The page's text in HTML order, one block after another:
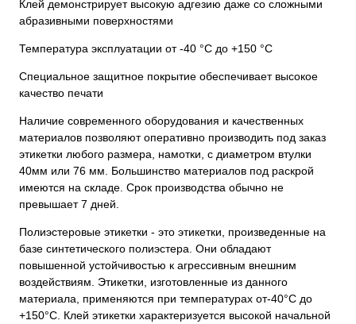
Клей демонстрирует высокую адгезию даже со сложными
абразивными поверхностями
Температура эксплуатации от -40 °C до +150 °C
Специальное защитное покрытие обеспечивает высокое
качество печати
Наличие современного оборудования и качественных
материалов позволяют оперативно производить под заказ
этикетки любого размера, намотки, с диаметром втулки
40мм или 76 мм. Большинство материалов под раскрой
имеются на складе. Срок производства обычно не
превышает 7 дней.
Полиэстеровые этикетки - это этикетки, произведенные на
базе синтетического полиэстера. Они обладают
повышенной устойчивостью к агрессивным внешним
воздействиям. Этикетки, изготовленные из данного
материала, применяются при температурах от-40°С до
+150°С. Клей этикетки характеризуется высокой начальной